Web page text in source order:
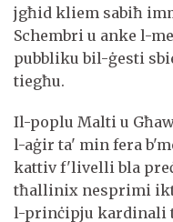
jgħid kliem sabiħ
Schembri u anke l-
pubbliku bil-ġesti
tiegħu.
Il-poplu Malti u
l-aġir ta' min fera
kattiv f'livelli bla
tħallinix nesprimi
l-prinċipju kardinali